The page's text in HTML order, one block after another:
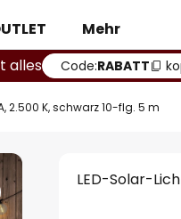
Mehr
alles Code:RABATT
2.500 K, schwarz 10-flg. 5 m
LED-Solar-